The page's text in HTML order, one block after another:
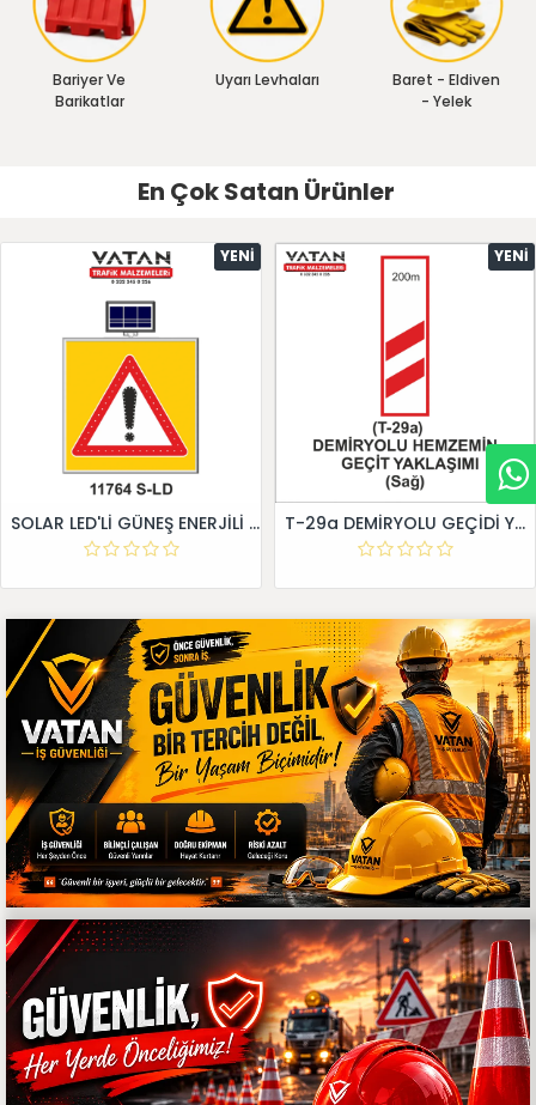
Bariyer Ve
Barikatlar
Uyarı Levhaları
Baret - Eldiven
- Yelek
En Çok Satan Ürünler
YENI
SOLAR LED'Lİ GÜNEŞ ENERJİLİ LEVHA
YENI
T-29a DEMİRYOLU GEÇİDİ YAKLAŞIM LEVHALARI (Sağ)